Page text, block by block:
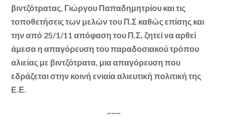
βιντζότρατας, Γιώργου Παπαδημητρίου και τις
τοποθετήσεις των μελών του Π.Σ καθώς επίσης και
την από 25/1/11 απόφαση του Π.Σ, ζητεί να αρθεί
άμεσα η απαγόρευση του παραδοσιακού τρόπου
αλιείας με βιντζότρατα, μια απαγόρευση που
εδράζεται στην κοινή ενιαία αλιευτική πολιτική της
Ε.Ε.
~~~